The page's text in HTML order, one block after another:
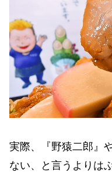
実際、『野猿二郎』
ない、と言うよりは